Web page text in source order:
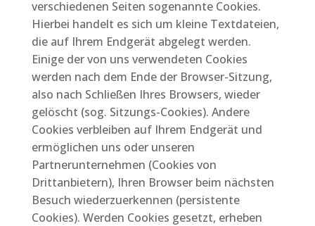
verschiedenen Seiten sogenannte Cookies.
Hierbei handelt es sich um kleine Textdateien,
die auf Ihrem Endgerät abgelegt werden.
Einige der von uns verwendeten Cookies
werden nach dem Ende der Browser-Sitzung,
also nach Schließen Ihres Browsers, wieder
gelöscht (sog. Sitzungs-Cookies). Andere
Cookies verbleiben auf Ihrem Endgerät und
ermöglichen uns oder unseren
Partnerunternehmen (Cookies von
Drittanbietern), Ihren Browser beim nächsten
Besuch wiederzuerkennen (persistente
Cookies). Werden Cookies gesetzt, erheben